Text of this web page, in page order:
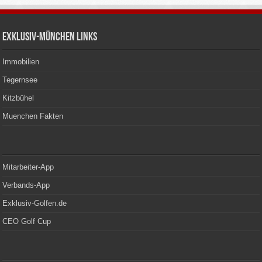
Exklusiv-München Links
Immobilien
Tegernsee
Kitzbühel
Muenchen Fakten
Mitarbeiter-App
Verbands-App
Exklusiv-Golfen.de
CEO Golf Cup